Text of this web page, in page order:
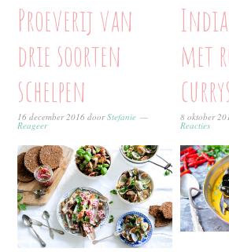
Proeverij van
drie soorten
schelpen
16 december 2016 doorStefanie
Reageer
met
8 oktober
Reacties